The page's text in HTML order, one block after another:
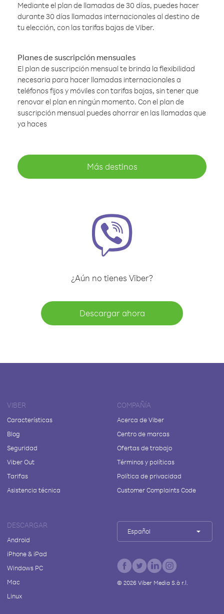
Mediante el plan de llamadas de 30 días, puedes hacer
durante 30 días llamadas internacionales al destino de
tu elección, con las tarifas bajas de Viber.
Planes de suscripción mensuales
El plan de suscripción mensual te brinda la flexibilidad
necesaria para hacer llamadas internacionales a
teléfonos fijos y móviles con tarifas bajas, sin tener que
renovar el plan en ningún momento. Con el plan de
suscripción mensual puedes ahorrar en las llamadas que
ya haces
Más destinos
¿Aún no tienes Viber?
Descargar ahora
VIBER
Características
Blog
Seguridad
Viber Out
Tarifas
Asistencia técnica
COMPAÑÍA
Acerca de Viber
Centro de marcas
Ofertas de trabajo
Términos y políticas
Política de privacidad
Customer Complaints Code
DESCARGAR
Android
iPhone & iPad
Windows PC
Mac
Linux
Español
© 2026Viber Media S.à r.l.